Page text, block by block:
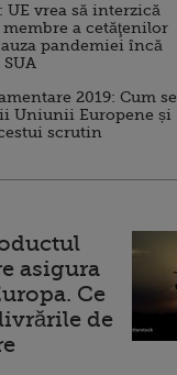
UE vrea să interzică
a cetăţenilor
pandemiei încă
2019: Cum se
Uniunii Europene și
scrutin
asigura
Ce
de